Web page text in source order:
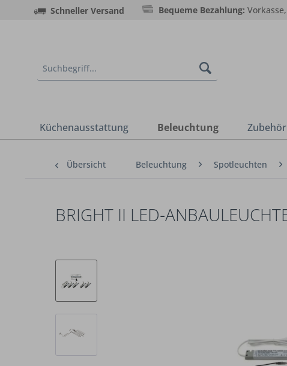
Schneller Versand Bequeme Bezahlung:
Küchenausstattung Beleuchtung Zubehör
Übersicht Beleuchtung Spotleuchten
BRIGHT II